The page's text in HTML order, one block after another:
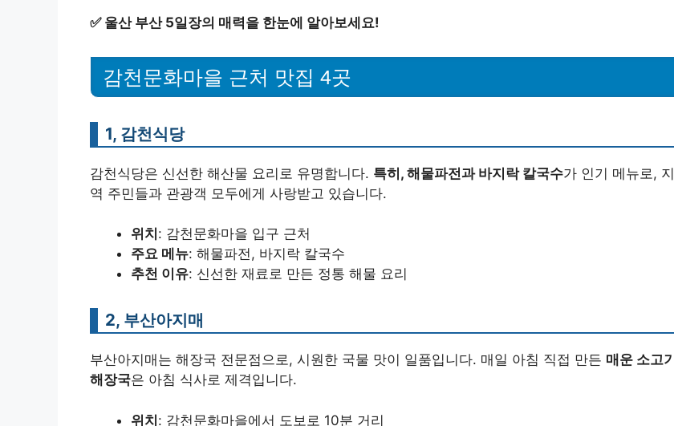
✅ 울산 부산 5일장의 매력을 한눈에 알아보세요!
감천문화마을 근처 맛집 4곳
1, 감천식당
감천식당은 신선한 해산물 요리로 유명합니다. 특히, 해물파전과 바지락 칼국수가 인기 메뉴로, 지
역 주민들과 관광객 모두에게 사랑받고 있습니다.
위치 : 감천문화마을 입구 근처
주요 메뉴: 해물파전, 바지락 칼국수
추천 이유: 신선한 재료로 만든 정통 해물 요리
2, 부산아지매
부산아지매는 해장국 전문점으로, 시원한 국물 맛이 일품입니다. 매일 아침 직접 만든 매운 소고기
해장국은 아침 식사로 제격입니다.
위치: 감천문화마을에서 도보로 10분 거리